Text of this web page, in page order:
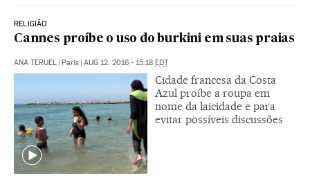
RELIGIÃO
Cannes proíbe o uso do burkini em suas praias
ANA TERUEL | Paris | AUG 12, 2016 - 15:18 EDT
Cidade francesa da Costa
Azul proíbe a roupa em
nome da laicidade e para
evitar possíveis discussões